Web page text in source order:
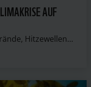
AUF
Hitzewellen…